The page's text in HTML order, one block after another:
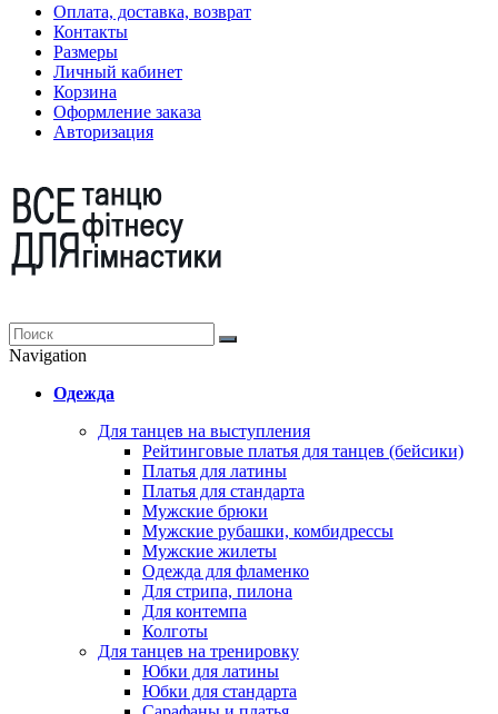
Оплата, доставка, возврат
Контакты
Размеры
Личный кабинет
Корзина
Оформление заказа
Авторизация
Navigation
Одежда
Для танцев на выступления
Рейтинговые платья для танцев (бейсики)
Платья для латины
Платья для стандарта
Мужские брюки
Мужские рубашки, комбидрессы
Мужские жилеты
Одежда для фламенко
Для стрипа, пилона
Для контемпа
Колготы
Для танцев на тренировку
Юбки для латины
Юбки для стандарта